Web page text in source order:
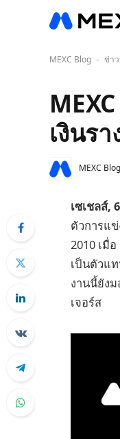
MEXC Blog - ข่า
เงินร
MEXC Blog
เซเชลส์,
ตัวการแข่
2010 เมื่
เป็นตัวแ
งานนี้ยัง
เจอร์ส